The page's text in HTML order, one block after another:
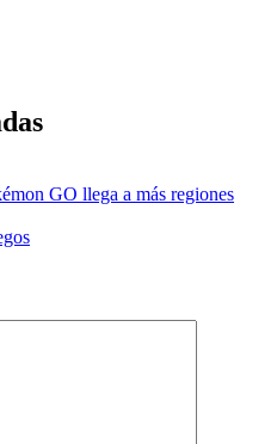
GO llega a más regiones